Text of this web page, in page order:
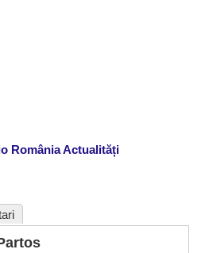
România Actualități